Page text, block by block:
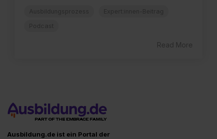
Read More
Ausbildung.de ist ein Portal der